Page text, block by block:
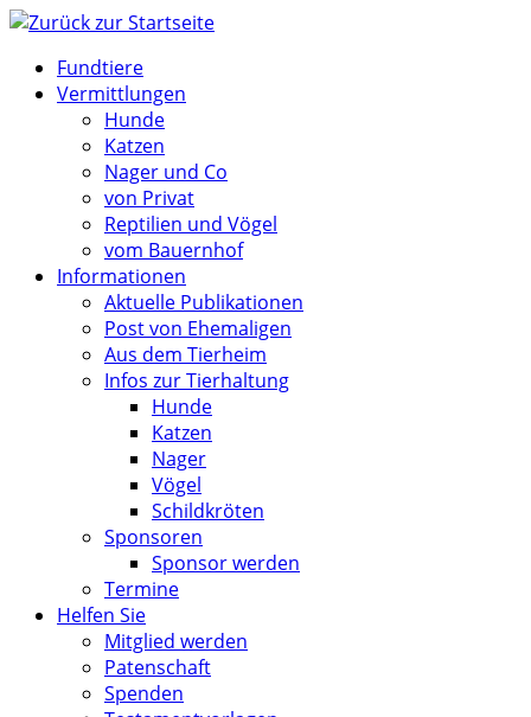
Zum
springenFundtiere
Vermittlungen
Hunde
Katzen
Nager und Co
von Privat
Reptilien und Vögel
vom Bauernhof
Informationen
Aktuelle Publikationen
Post von Ehemaligen
Aus dem Tierheim
Infos zur Tierhaltung
Hunde
Katzen
Nager
Vögel
Schildkröten
Sponsoren
Sponsor werden
Termine
Helfen Sie
Mitglied werden
Patenschaft
Spenden